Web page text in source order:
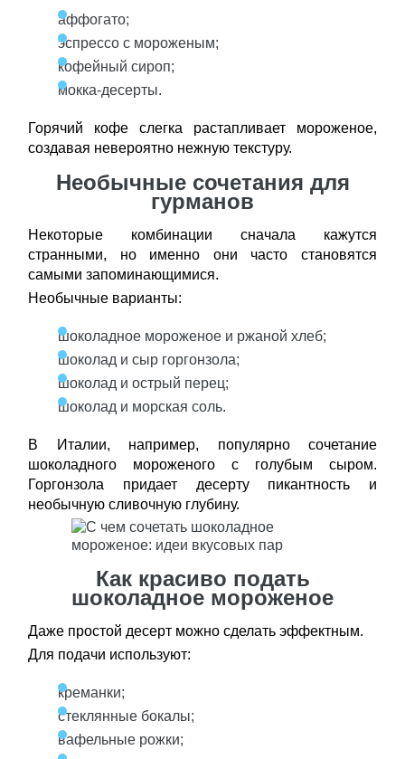
аффогато;
эспрессо с мороженым;
кофейный сироп;
мокка-десерты.
Горячий кофе слегка растапливает мороженое,
создавая невероятно нежную текстуру.
Необычные сочетания для
гурманов
Некоторые комбинации сначала кажутся
странными, но именно они часто становятся
самыми запоминающимися.
Необычные варианты:
шоколадное мороженое и ржаной хлеб;
шоколад и сыр горгонзола;
шоколад и острый перец;
шоколад и морская соль.
В Италии, например, популярно сочетание
шоколадного мороженого с голубым сыром.
Горгонзола придает десерту пикантность и
необычную сливочную глубину.
Как красиво подать
шоколадное мороженое
Даже простой десерт можно сделать эффектным.
Для подачи используют:
креманки;
стеклянные бокалы;
вафельные рожки;